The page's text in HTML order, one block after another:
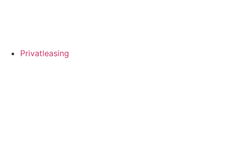
Privatleasing